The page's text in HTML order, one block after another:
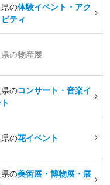
の体験イベント・アク
ティ
の物産展
のコンサート・音楽イ
の花イベント
の美術展・博物展・展